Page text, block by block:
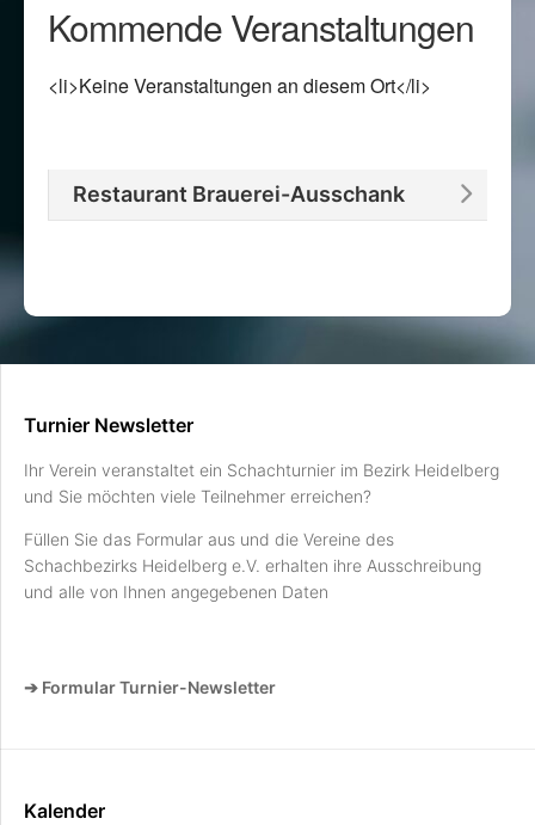
Kommende Veranstaltungen
<li>Keine Veranstaltungen an diesem Ort</li>
Restaurant Brauerei-Ausschank
Turnier Newsletter
Ihr Verein veranstaltet ein Schachturnier im Bezirk Heidelberg
und Sie möchten viele Teilnehmer erreichen?
Füllen Sie das Formular aus und die Vereine des
Schachbezirks Heidelberg e.V. erhalten ihre Ausschreibung
und alle von Ihnen angegebenen Daten
➔ Formular Turnier-Newsletter
Kalender